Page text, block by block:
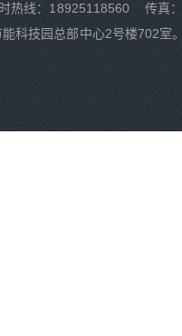
热线：18925118560 传真
科技园总部中心2号楼702室